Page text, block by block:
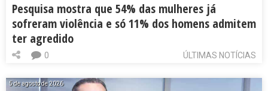
Pesquisa mostra que 54% das mulheres já
sofreram violência e só 11% dos homens admitem
ter agredido
ÚLTIMAS NOTÍCIAS
0
5 de agosto de 2026